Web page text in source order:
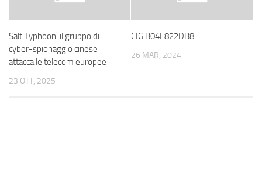
Salt Typhoon: il gruppo di
cyber-spionaggio cinese
attacca le telecom europee
23 OTT, 2025
CIG B04F822DB8
26 MAR, 2024